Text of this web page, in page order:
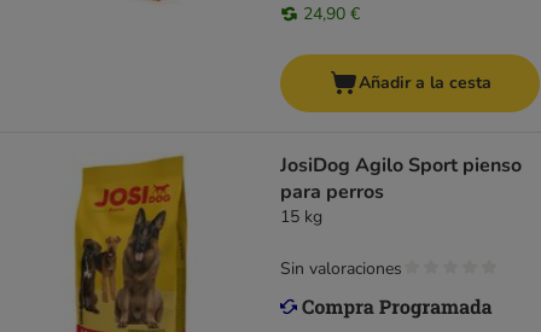
24,90 €
Añadir a la cesta
JosiDog Agilo Sport pienso
para perros
15 kg
Sin valoraciones